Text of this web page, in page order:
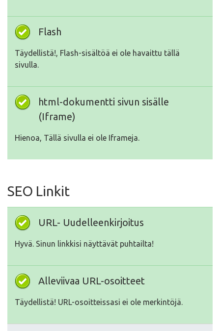
Flash
Täydellistä!, Flash-sisältöä ei ole havaittu tällä
sivulla.
html-dokumentti sivun sisälle
(Iframe)
Hienoa, Tällä sivulla ei ole Iframeja.
SEO Linkit
URL- Uudelleenkirjoitus
Hyvä. Sinun linkkisi näyttävät puhtailta!
Alleviivaa URL-osoitteet
Täydellistä! URL-osoitteissasi ei ole merkintöjä.